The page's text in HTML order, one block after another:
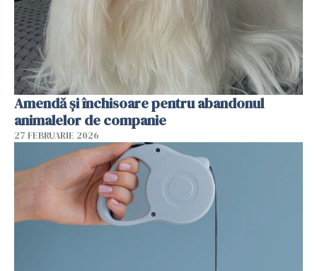
Amendă și închisoare pentru abandonul
animalelor de companie
27 FEBRUARIE 2026